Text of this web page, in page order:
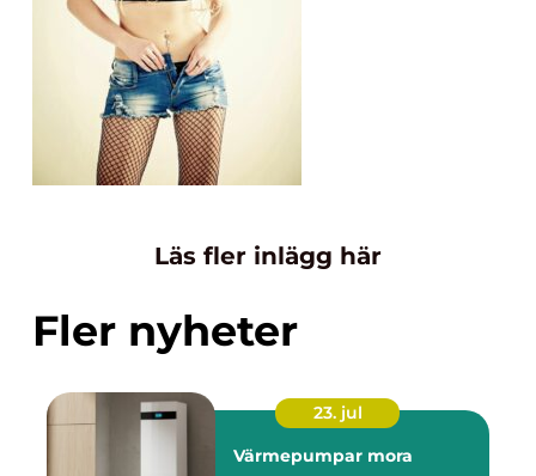
Läs fler inlägg här
Fler nyheter
23. jul
Värmepumpar mora